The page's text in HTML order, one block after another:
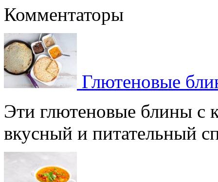
Комментаторы
Глютеновые
Эти глютеновые блины с
вкусный и питательный